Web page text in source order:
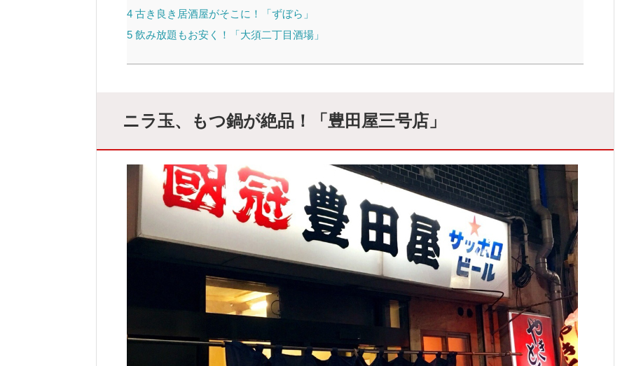
4 古き良き居酒屋がそこに！「ずぼら」
5 飲み放題もお安く！「大須二丁目酒場」
ニラ玉、もつ鍋が絶品！「豊田屋三号店」